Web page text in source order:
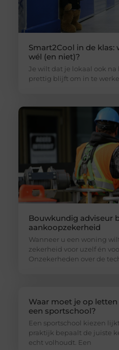
Smart2Cool in de
wél (en niet)?
Je wilt dat je lokaal ook
prettig blijft om in te
Bouwkundig adviseur
aankoopzekerheid
Wanneer u een woning
zekerheid voor uzelf én
Onzekerheden over de
Waar moet je op
een sportschool?
Een sportschool kiezen
praktijk bepaalt de juiste
echt volhoudt. Een